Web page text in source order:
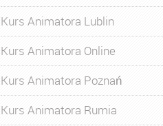
Kurs Animatora Lublin
Kurs Animatora Online
Kurs Animatora Poznań
Kurs Animatora Rumia